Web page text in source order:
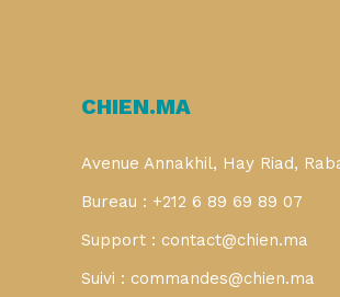
CHIEN.MA
Avenue Annakhil, Hay Riad,
Bureau : +212 6 89 69 89 07
Support : contact@chien.ma
Suivi : commandes@chien.ma